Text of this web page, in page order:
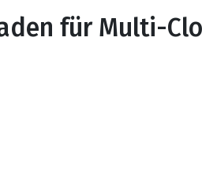
für Multi-